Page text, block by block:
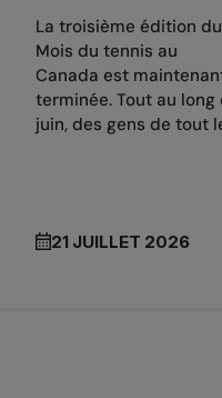
La troisième édition du
Mois du tennis au
Canada est
terminée. Tout au long
juin, des gens de tout
21 JUILLET 2026